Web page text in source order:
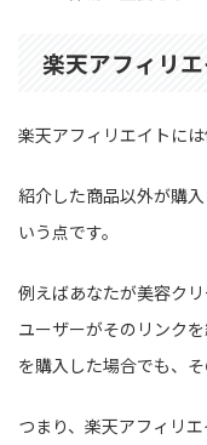
楽天アフィリ
楽天アフィリエイトに
紹介した商品以外が購
いう点です。
例えばあなたが美容クリ
ユーザーがそのリンク
を購入した場合でも、
つまり、楽天アフィリ